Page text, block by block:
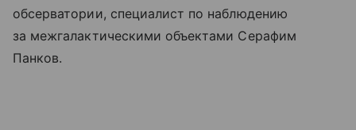
обсерватории, специалист по наблюдению
за межгалактическими объектами Серафим
Панков.